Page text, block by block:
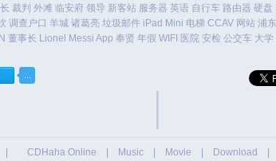
裁判 外滩 临安府 领导 新客站 服务器 英语 自行车 路由器 硬盘
调查户口 羊城 诸葛亮 垃圾邮件 iPad Mini 电梯 CCAV 网站 浦
董事长 Lionel Messi App 奉贤 年假 WIFI 医院 安检 公交车 大学
| CDHaha Online | Music | Movie | Download |